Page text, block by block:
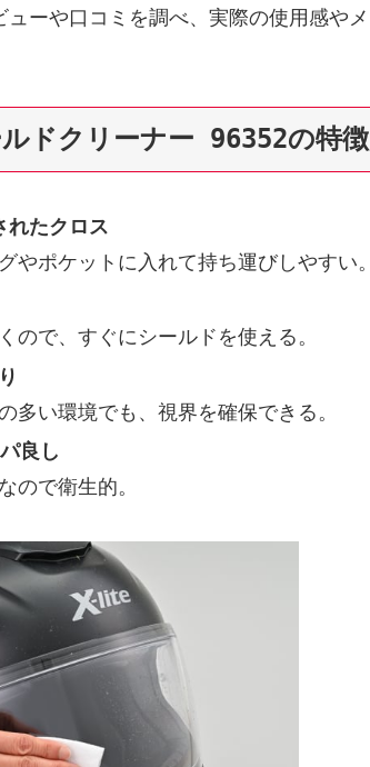
ーや口コミを調べ、実際の使用感や
ドクリーナー 96352の特徴
れたクロス
やポケットに入れて持ち運びしやすい。
ので、すぐにシールドを使える。
多い環境でも、視界を確保できる。
良し
ので衛生的。